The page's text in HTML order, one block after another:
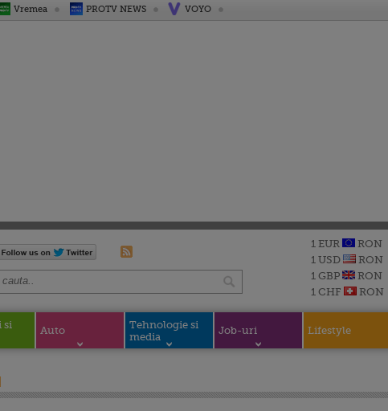
Vremea PROTV NEWS VOYO
1 EUR
RON
1 USD
RON
1 GBP
RON
1 CHF
RON
si
Auto
Tehnologie si
media
Job-uri Lifestyle